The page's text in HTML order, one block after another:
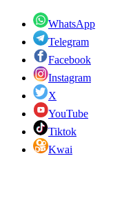
WhatsApp
Telegram
Facebook
Instagram
X
YouTube
Tiktok
Kwai